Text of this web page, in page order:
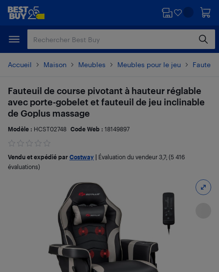
Passer
principal
Passer
Accueil Maison Meubles Meubles pour le jeu
Fauteuil de course pivotant à hauteur réglable
avec porte-gobelet et fauteuil de jeu inclinable
de Goplus massage
Modèle : HCST02748 Code Web : 18149897
Vendu et expédié par Costway Évaluation du vendeur 3,7; (5 416
évaluations)